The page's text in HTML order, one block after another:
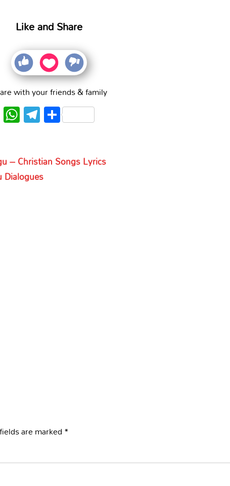
Like and Share
with your friends & family
WhatsApp
Telegram
Share
– Christian Songs Lyrics
Dialogues
are marked*